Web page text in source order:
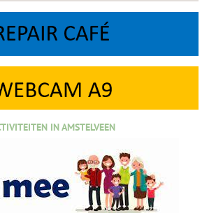
IN AMSTELVEEN